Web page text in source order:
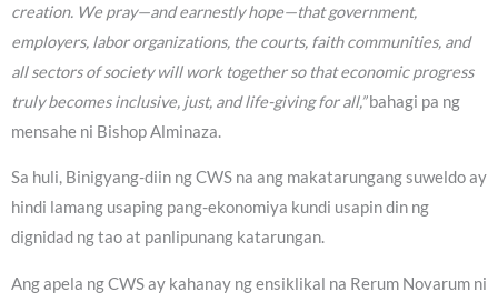
creation. We pray—and earnestly hope—that government,
employers, labor organizations, the courts, faith communities, and
all sectors of society will work together so that economic progress
truly becomes inclusive, just, and life-giving for all,”bahagi pa ng
mensahe ni Bishop Alminaza.
Sa huli, Binigyang-diin ng CWS na ang makatarungang suweldo ay
hindi lamang usaping pang-ekonomiya kundi usapin din ng
dignidad ng tao at panlipunang katarungan.
Ang apela ng CWS ay kahanay ng ensiklikal na Rerum Novarum ni